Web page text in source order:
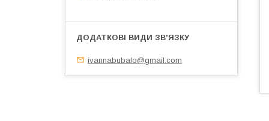
ivannabubalo@gmail.com